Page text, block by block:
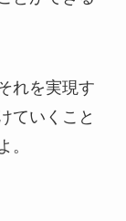
れを実現す
ていくこと
。